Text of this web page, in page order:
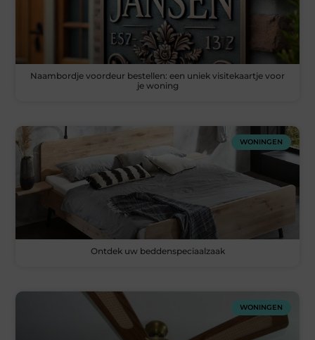
Naambordje voordeur bestellen: een uniek visitekaartje voor
je woning
WONINGEN
Ontdek uw beddenspeciaalzaak
WONINGEN